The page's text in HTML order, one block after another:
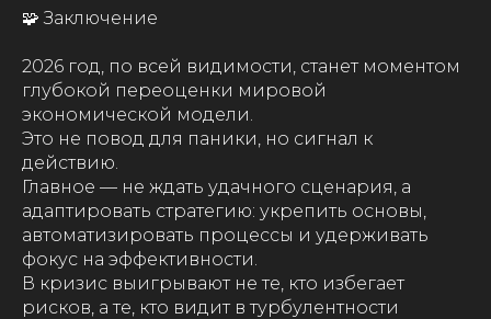
🧩 Заключение
2026 год, по всей видимости, станет моментом
глубокой переоценки мировой
экономической модели.
Это не повод для паники, но сигнал к
действию.
Главное — не ждать удачного сценария, а
адаптировать стратегию: укрепить основы,
автоматизировать процессы и удерживать
фокус на эффективности.
В кризис выигрывают не те, кто избегает
рисков, а те, кто видит в турбулентности